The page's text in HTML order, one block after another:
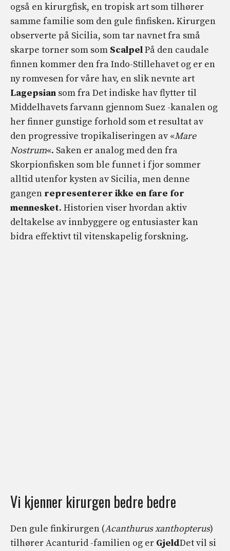
også en kirurgfisk, en tropisk art som tilhører
samme familie som den gule finfisken. Kirurgen
observerte på Sicilia, som tar navnet fra små
skarpe torner som som ScalpelPå den caudale
finnen kommer den fra Indo-Stillehavet og er en
ny romvesen for våre hav, en slik nevnte art
Lagepsian som fra Det indiske hav flytter til
Middelhavets farvann gjennom Suez -kanalen og
her finner gunstige forhold som et resultat av
den progressive tropikaliseringen av «Mare
Nostrum«. Saken er analog med den fra
Skorpionfisken som ble funnet i fjor sommer
alltid utenfor kysten av Sicilia, men denne
gangen representerer ikke en fare for
mennesket. Historien viser hvordan aktiv
deltakelse av innbyggere og entusiaster kan
bidra effektivt til vitenskapelig forskning.
Vi kjenner kirurgen bedre bedre
Den gule finkirurgen (Acanthurus xanthopterus)
tilhører Acanturid -familien og er GjeldDet vil si